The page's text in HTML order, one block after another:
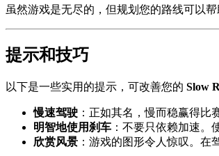
虽然游戏是无尽的，但规划您的路线可以
提示和技巧
以下是一些实用的提示，可改善您的 Slow
慢速驾驶 ：正如其名，慢而稳赢得比
明智地使用刹车 ：不要只依赖加速。
欣赏风景 ：游戏的图形令人惊叹。在